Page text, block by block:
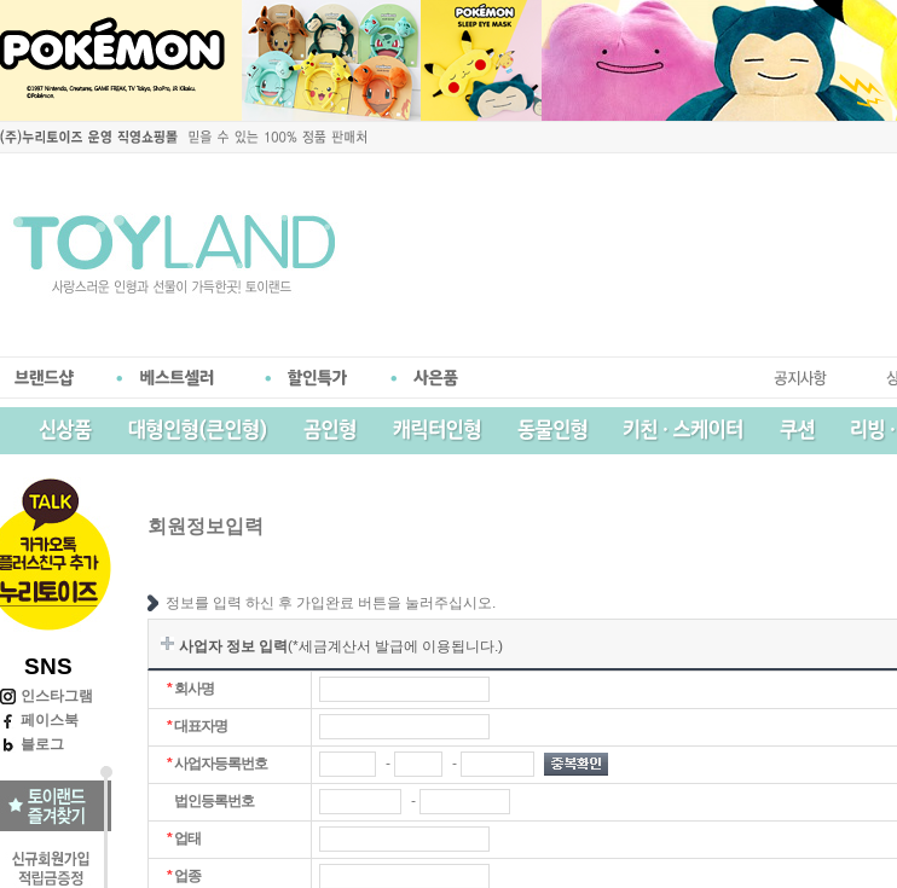
SNS
인스타그램
페이스북
블로그
회원정보입력
정보를 입력 하신 후 가입완료 버튼을 눌러주십시오.
사업자 정보 입력(*세금계산서 발급에 이용됩니다.)
*회사명
*대표자명
*사업자등록번호 - -
법인등록번호 -
*업태
*업종